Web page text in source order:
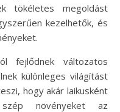
tökéletes megoldást
kezelhetők, és
fejlődnek változatos
különleges világítást
hogy akár laikusként
növényeket az